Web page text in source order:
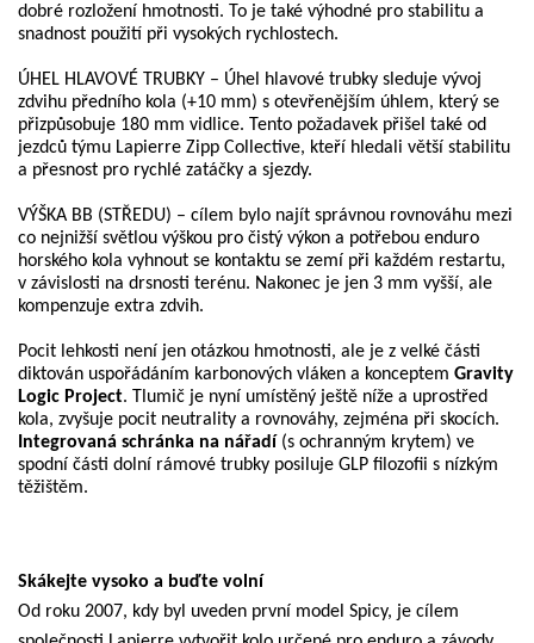
dobré rozložení hmotnosti. To je také výhodné pro stabilitu a
snadnost použití při vysokých rychlostech.
ÚHEL HLAVOVÉ TRUBKY – Úhel hlavové trubky sleduje vývoj
zdvihu předního kola (+10 mm) s otevřenějším úhlem, který se
přizpůsobuje 180 mm vidlice. Tento požadavek přišel také od
jezdců týmu Lapierre Zipp Collective, kteří hledali větší stabilitu
a přesnost pro rychlé zatáčky a sjezdy.
VÝŠKA BB (STŘEDU) – cílem bylo najít správnou rovnováhu mezi
co nejnižší světlou výškou pro čistý výkon a potřebou enduro
horského kola vyhnout se kontaktu se zemí při každém restartu,
v závislosti na drsnosti terénu. Nakonec je jen 3 mm vyšší, ale
kompenzuje extra zdvih.
Pocit lehkosti není jen otázkou hmotnosti, ale je z velké části
diktován uspořádáním karbonových vláken a konceptem Gravity
Logic Project. Tlumič je nyní umístěný ještě níže a uprostřed
kola, zvyšuje pocit neutrality a rovnováhy, zejména při skocích.
Integrovaná schránka na nářadí(s ochranným krytem) ve
spodní části dolní rámové trubky posiluje GLP filozofii s nízkým
těžištěm.
Skákejte vysoko a buďte volní
Od roku 2007, kdy byl uveden první model Spicy, je cílem